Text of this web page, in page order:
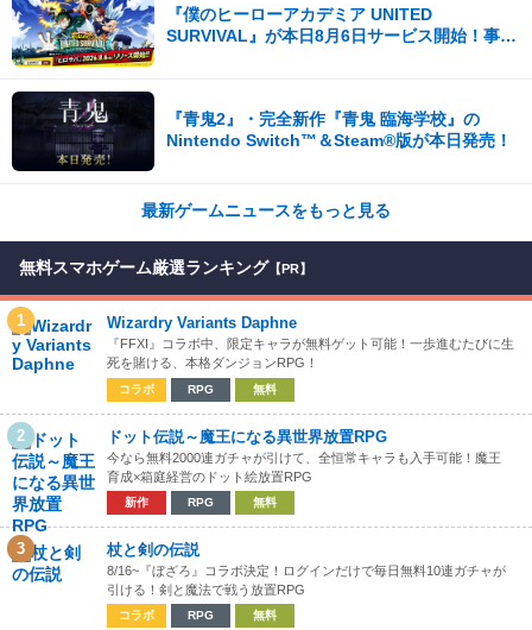
『僕のヒーローアカデミア UNITED
SURVIVAL』が本日8月6日サービス開始！事前
『青鬼2』・完全新作『青鬼 臨海学校』の
Nintendo Switch™＆Steam®版が本日発売！
最新ゲームニュースをもっと見る
無料スマホゲーム厳選ランキング 【PR】
1 Wizardry Variants Daphne
『FFXI』コラボ中、限定キャラが無料ゲット可能！一歩進むたびに生
死を賭ける、本格ダンジョンRPG！
コラボ RPG 無料
2 ドット伝説～魔王になる異世界放置RPG
今なら無料2000連ガチャが引けて、全恒常キャラも入手可能！魔王
育成×箱庭経営のドット絵放置RPG
新作 RPG 無料
3 杖と剣の伝説
8/16~『ぼざろ』コラボ決定！ログインだけで毎日無料10連ガチャが
引ける！剣と魔法で戦う放置RPG
コラボ RPG 無料